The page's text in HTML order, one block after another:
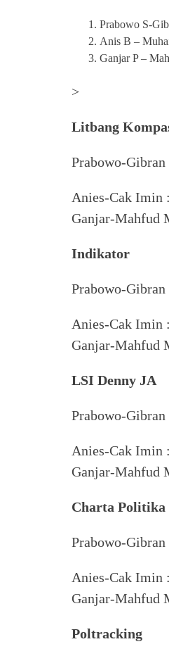
Prabowo S-
Anis B –
Ganjar P –
>
Litbang
Prabowo-Gibran
Anies-Cak Imin
Ganjar-Mahfud
Indikator
Prabowo-Gibran
Anies-Cak Imin
Ganjar-Mahfud
LSI Denny JA
Prabowo-Gibran
Anies-Cak Imin
Ganjar-Mahfud
Charta Politika
Prabowo-Gibran
Anies-Cak Imin
Ganjar-Mahfud
Poltracking